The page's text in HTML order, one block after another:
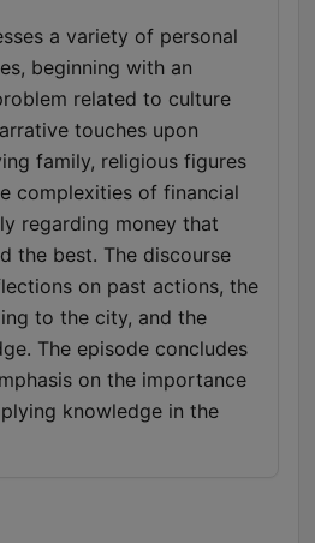
a variety of personal
beginning with an
related to culture
touches upon
family, religious figures
complexities of financial
regarding money that
the best. The discourse
on past actions, the
to the city, and the
The episode concludes
on the importance
knowledge in the